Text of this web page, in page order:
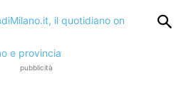
pubblicità